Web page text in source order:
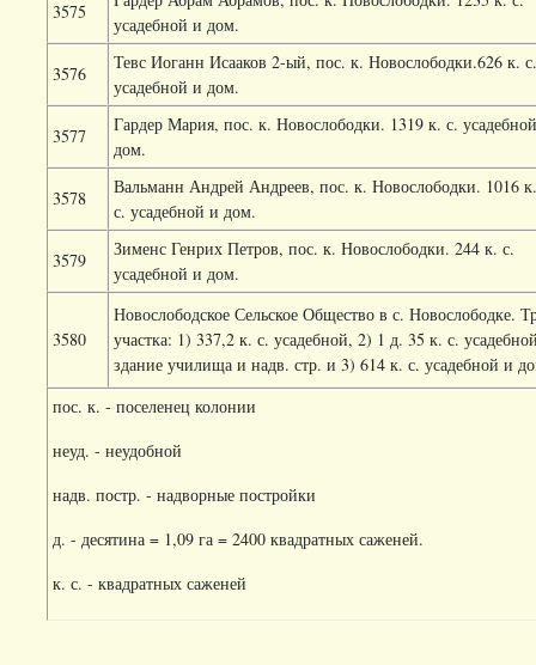
3575
усадебной и дом.
3576
Тевс Иоганн Исааков 2-ый, пос. к. Новослободки.626 к. с.
усадебной и дом.
3577
Гардер Мария, пос. к. Новослободки. 1319 к. с.
дом.
3578
Вальманн Андрей Андреев, пос. к. Новослободки. 1016 к.
с. усадебной и дом.
3579
Зименс Генрих Петров, пос. к. Новослободки. 244 к. с.
усадебной и дом.
3580
Новослободское Сельское Общество в с. Новослободке.
участка: 1) 337,2 к. с. усадебной, 2) 1 д. 35 к. с.
здание училища и надв. стр. и 3) 614 к. с. усадебной и
пос. к. - поселенец колонии
неуд. - неудобной
надв. постр. - надворные постройки
д. - десятина = 1,09 га = 2400 квадратных саженей.
к. с. - квадратных саженей